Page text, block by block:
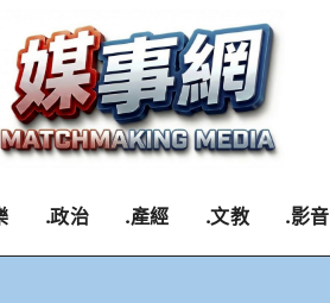
.政治 .產經 .文教 .影音